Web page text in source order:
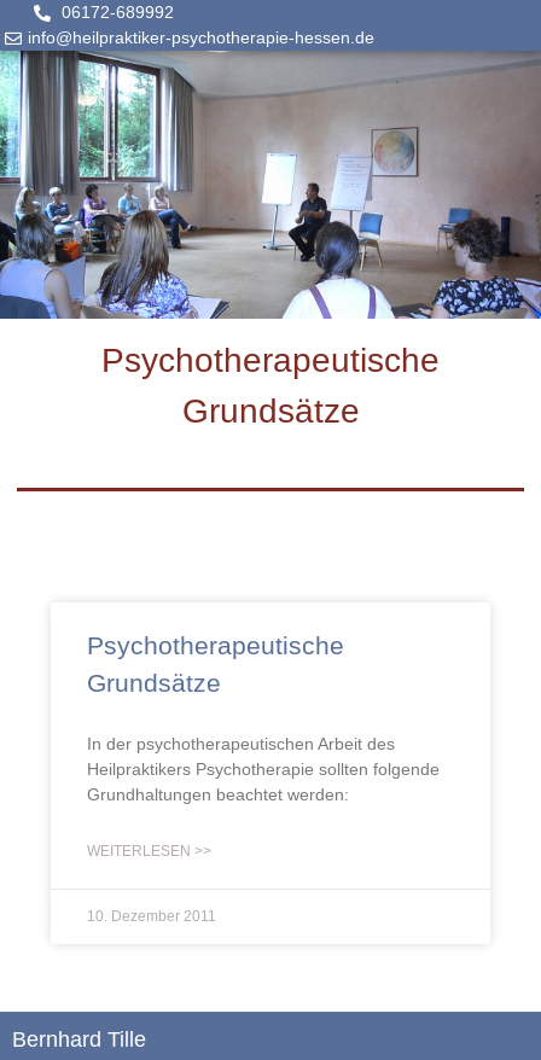
06172-689992
info@heilpraktiker-psychotherapie-hessen.de
Psychotherapeutische
Grundsätze
Psychotherapeutische
Grundsätze
In der psychotherapeutischen Arbeit des
Heilpraktikers Psychotherapie sollten folgende
Grundhaltungen beachtet werden:
WEITERLESEN >>
10. Dezember 2011
Bernhard Tille